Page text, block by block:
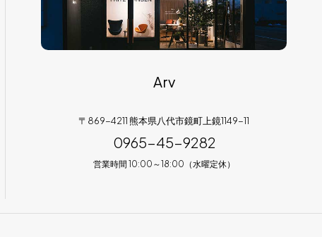
Arv
〒869-4211 熊本県八代市鏡町上鏡1149-11
0965-45-9282
営業時間 10:00～18:00（水曜定休）